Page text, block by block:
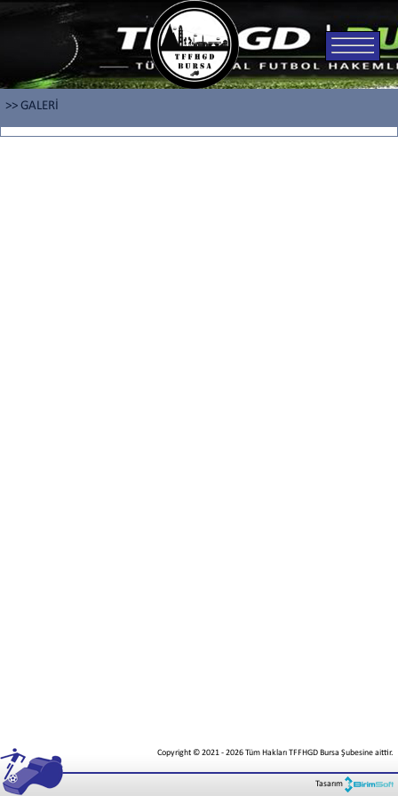
>> GALERİ
Copyright © 2021-2026Tüm Hakları TFFHGD Bursa Şubesine aittir.
Tasarım